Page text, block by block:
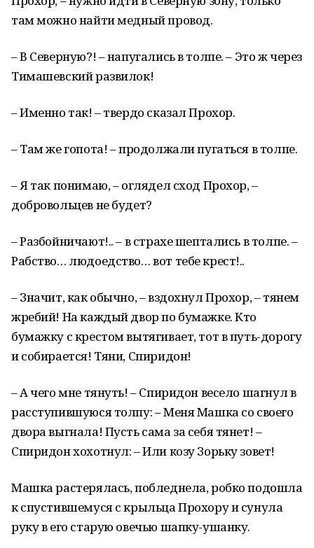
там можно найти медный провод.
– В Северную?! – напугались в толпе. – Это ж через
Тимашевский развилок!
– Именно так! – твердо сказал Прохор.
– Там же гопота! – продолжали пугаться в толпе.
– Я так понимаю, – оглядел сход Прохор, –
добровольцев не будет?
– Разбойничают!.. – в страхе шептались в толпе. –
Рабство… людоедство… вот тебе крест!..
– Значит, как обычно, – вздохнул Прохор, – тянем
жребий! На каждый двор по бумажке. Кто
бумажку с крестом вытягивает, тот в путь-дорогу
и собирается! Тяни, Спиридон!
– А чего мне тянуть! – Спиридон весело шагнул в
расступившуюся толпу: – Меня Машка со своего
двора выгнала! Пусть сама за себя тянет! –
Спиридон хохотнул: – Или козу Зорьку зовет!
Машка растерялась, побледнела, робко подошла
к спустившемуся с крыльца Прохору и сунула
руку в его старую овечью шапку-ушанку.